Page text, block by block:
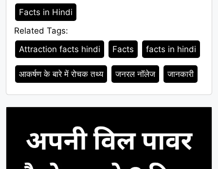
Category
Facts in Hindi
Related Tags:
Tags
Attraction facts hindi Facts facts in hindi
आकर्षण के बारे में रोचक तथ्य जनरल नॉलेज जानकारी